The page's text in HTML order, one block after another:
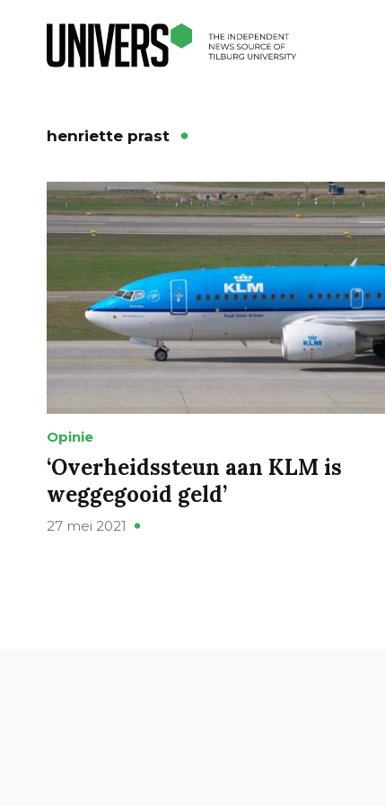
henriette prast
Opinie
‘Overheidssteun aan KLM is
weggegooid geld’
27 mei 2021